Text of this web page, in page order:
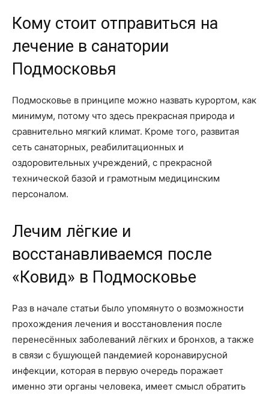
Кому стоит отправиться на
лечение в санатории
Подмосковья
Подмосковье в принципе можно назвать курортом, как
минимум, потому что здесь прекрасная природа и
сравнительно мягкий климат. Кроме того, развитая
сеть санаторных, реабилитационных и
оздоровительных учреждений, с прекрасной
технической базой и грамотным медицинским
персоналом.
Лечим лёгкие и
восстанавливаемся после
«Ковид» в Подмосковье
Раз в начале статьи было упомянуто о возможности
прохождения лечения и восстановления после
перенесённых заболеваний лёгких и бронхов, а также
в связи с бушующей пандемией коронавирусной
инфекции, которая в первую очередь поражает
именно эти органы человека, имеет смысл обратить